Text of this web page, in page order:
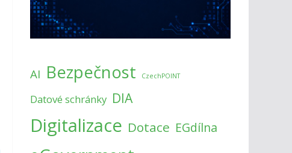
AI Bezpečnost CzechPOINT
Datové schránky DIA
Digitalizace Dotace EGdílna